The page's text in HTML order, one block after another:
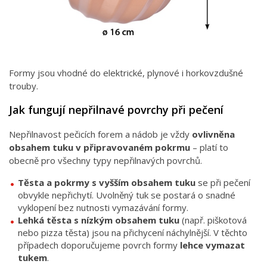
Formy jsou vhodné do elektrické, plynové i horkovzdušné
trouby.
Jak fungují nepřilnavé povrchy při pečení
Nepřilnavost pečicích forem a nádob je vždy ovlivněna
obsahem tuku v připravovaném pokrmu – platí to
obecně pro všechny typy nepřilnavých povrchů.
Těsta a pokrmy s vyšším obsahem tuku se při pečení
obvykle nepřichytí. Uvolněný tuk se postará o snadné
vyklopení bez nutnosti vymazávání formy.
Lehká těsta s nízkým obsahem tuku (např. piškotová
nebo pizza těsta) jsou na přichycení náchylnější. V těchto
případech doporučujeme povrch formy lehce vymazat
tukem.